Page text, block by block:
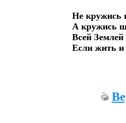
Не кружись
А кружись
Всей
Если жить